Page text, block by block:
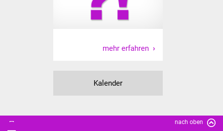
mehr erfahren
Kalender
nach oben